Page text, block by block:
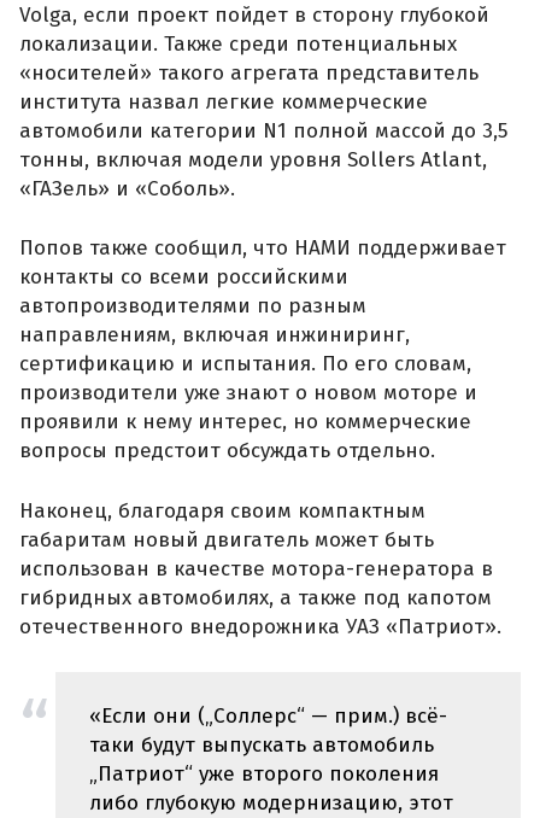
Volga, если проект пойдет в сторону глубокой
локализации. Также среди потенциальных
«носителей» такого агрегата представитель
института назвал легкие коммерческие
автомобили категории N1 полной массой до 3,5
тонны, включая модели уровня Sollers Atlant,
«ГАЗель» и «Соболь».
Попов также сообщил, что НАМИ поддерживает
контакты со всеми российскими
автопроизводителями по разным
направлениям, включая инжиниринг,
сертификацию и испытания. По его словам,
производители уже знают о новом моторе и
проявили к нему интерес, но коммерческие
вопросы предстоит обсуждать отдельно.
Наконец, благодаря своим компактным
габаритам новый двигатель может быть
использован в качестве мотора-генератора в
гибридных автомобилях, а также под капотом
отечественного внедорожника УАЗ «Патриот».
«Если они („Соллерс“ — прим.) всё-
таки будут выпускать автомобиль
„Патриот“ уже второго поколения
либо глубокую модернизацию, этот